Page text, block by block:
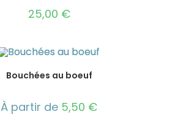
25,00 €
Bouchées au boeuf
À partir de 5,50 €